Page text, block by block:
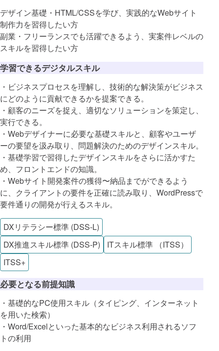
デザイン基礎・HTML/CSSを学び、実践的なWebサイト
制作力を習得したい方
副業・フリーランスでも活躍できるよう、実案件レベルの
スキルを習得したい方
学習できるデジタルスキル
・ビジネスプロセスを理解し、技術的な解決策がビジネス
にどのように貢献できるかを提案できる。
・顧客のニーズを捉え、適切なソリューションを策定し、
実行できる。
・Webデザイナーに必要な基礎スキルと、顧客やユーザ
ーの要望を汲み取り、問題解決のためのデザインスキル。
・基礎学習で習得したデザインスキルをさらに活かすた
め、フロントエンドの知識。
・Webサイト開発案件の獲得〜納品までができるよう
に、クライアントの要件を正確に読み取り、WordPressで
要件通りの開発が行えるスキル。
DXリテラシー標準 (DSS-L)
DX推進スキル標準 (DSS-P)
ITスキル標準 （ITSS）
ITSS+
必要となる前提知識
・基礎的なPC使用スキル（タイピング、インターネット
を用いた検索）
・Word/Excelといった基本的なビジネス利用されるソフ
トの利用